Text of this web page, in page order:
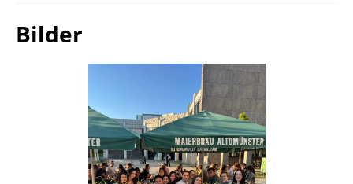
Bilder